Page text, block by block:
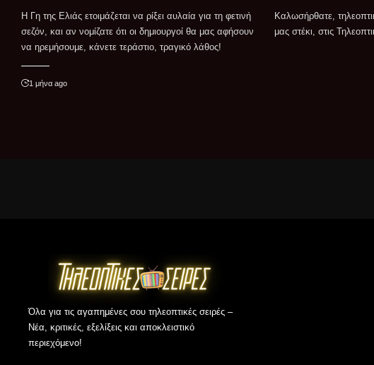
Η Γη της Ελιάς ετοιμάζεται να ρίξει αυλαία για τη φετινή
σεζόν, και αν νομίζατε ότι οι δημιουργοί θα μας αφήσουν
να ηρεμήσουμε, κάνετε τεράστιο, τραγικό λάθος!
Καλωσήρθατε, τηλεοπτικά μου "σαΐνια", στο αγαπημένο
μας στέκι, στις
1 μήνα ago
Όλα για τις αγαπημένες σου τηλεοπτικές σειρές –
Νέα, κριτικές, εξελίξεις και αποκλειστικό
περιεχόμενο!